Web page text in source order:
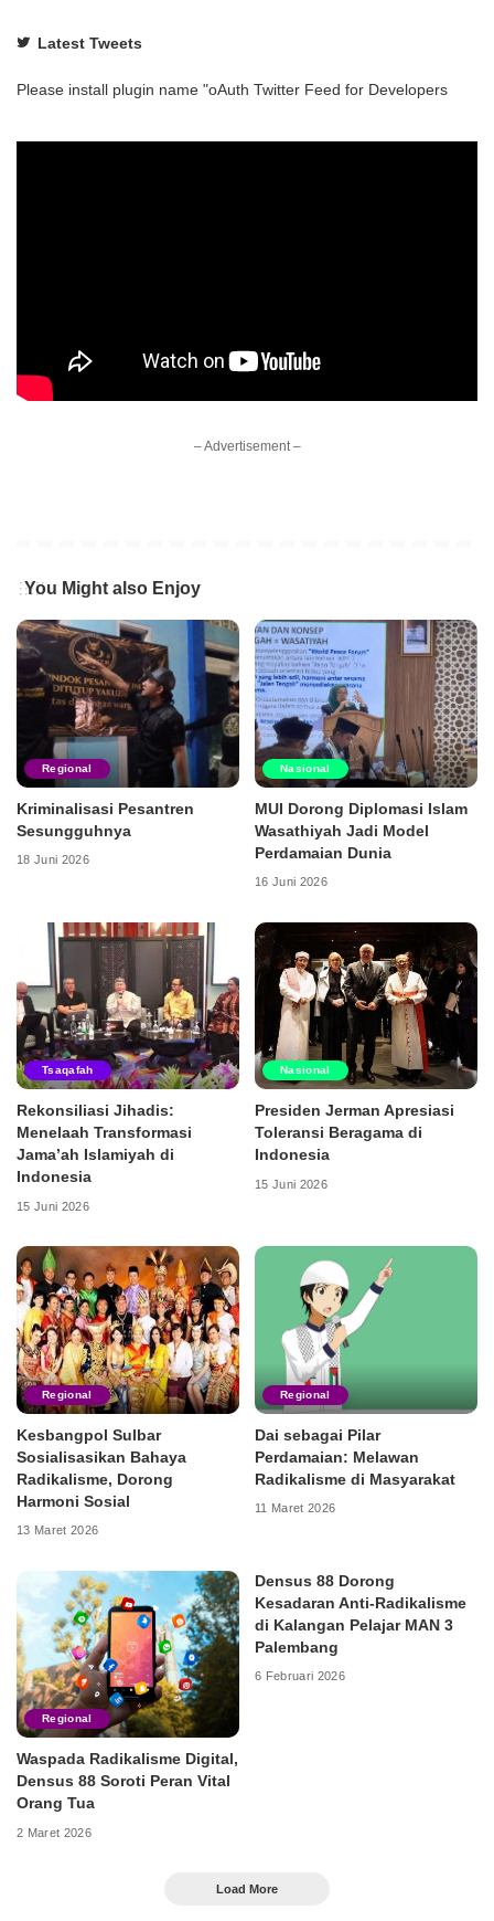
Latest Tweets
Please install plugin name "oAuth Twitter Feed for Developers
– Advertisement –
You Might also Enjoy
Regional
Kriminalisasi Pesantren
Sesungguhnya
18 Juni 2026
Nasional
MUI Dorong Diplomasi Islam
Wasathiyah Jadi Model
Perdamaian Dunia
16 Juni 2026
Tsaqafah
Rekonsiliasi Jihadis:
Menelaah Transformasi
Jama’ah Islamiyah di
Indonesia
15 Juni 2026
Nasional
Presiden Jerman Apresiasi
Toleransi Beragama di
Indonesia
15 Juni 2026
Regional
Kesbangpol Sulbar
Sosialisasikan Bahaya
Radikalisme, Dorong
Harmoni Sosial
13 Maret 2026
Regional
Dai sebagai Pilar
Perdamaian: Melawan
Radikalisme di Masyarakat
11 Maret 2026
Regional
Waspada Radikalisme Digital,
Densus 88 Soroti Peran Vital
Orang Tua
2 Maret 2026
Densus 88 Dorong
Kesadaran Anti-Radikalisme
di Kalangan Pelajar MAN 3
Palembang
6 Februari 2026
Load More